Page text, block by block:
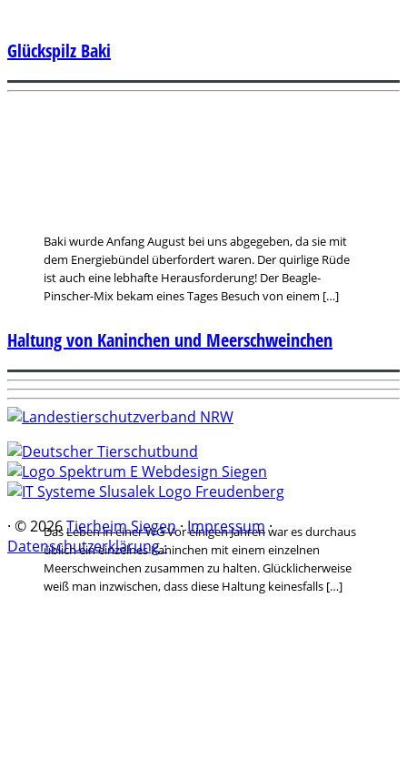
Baki wurde Anfang August bei uns abgegeben, da sie mit
dem Energiebündel überfordert waren. Der quirlige Rüde
ist auch eine lebhafte Herausforderung! Der Beagle-
Pinscher-Mix bekam eines Tages Besuch von einem […]
Glückspilz Baki
Das Leben in einer WG Vor einigen Jahren war es durchaus
üblich ein einzelnes Kaninchen mit einem einzelnen
Meerschweinchen zusammen zu halten. Glücklicherweise
weiß man inzwischen, dass diese Haltung keinesfalls […]
Haltung von Kaninchen und Meerschweinchen
· © 2026Tierheim Siegen·Impressum·
Datenschutzerklärung ·